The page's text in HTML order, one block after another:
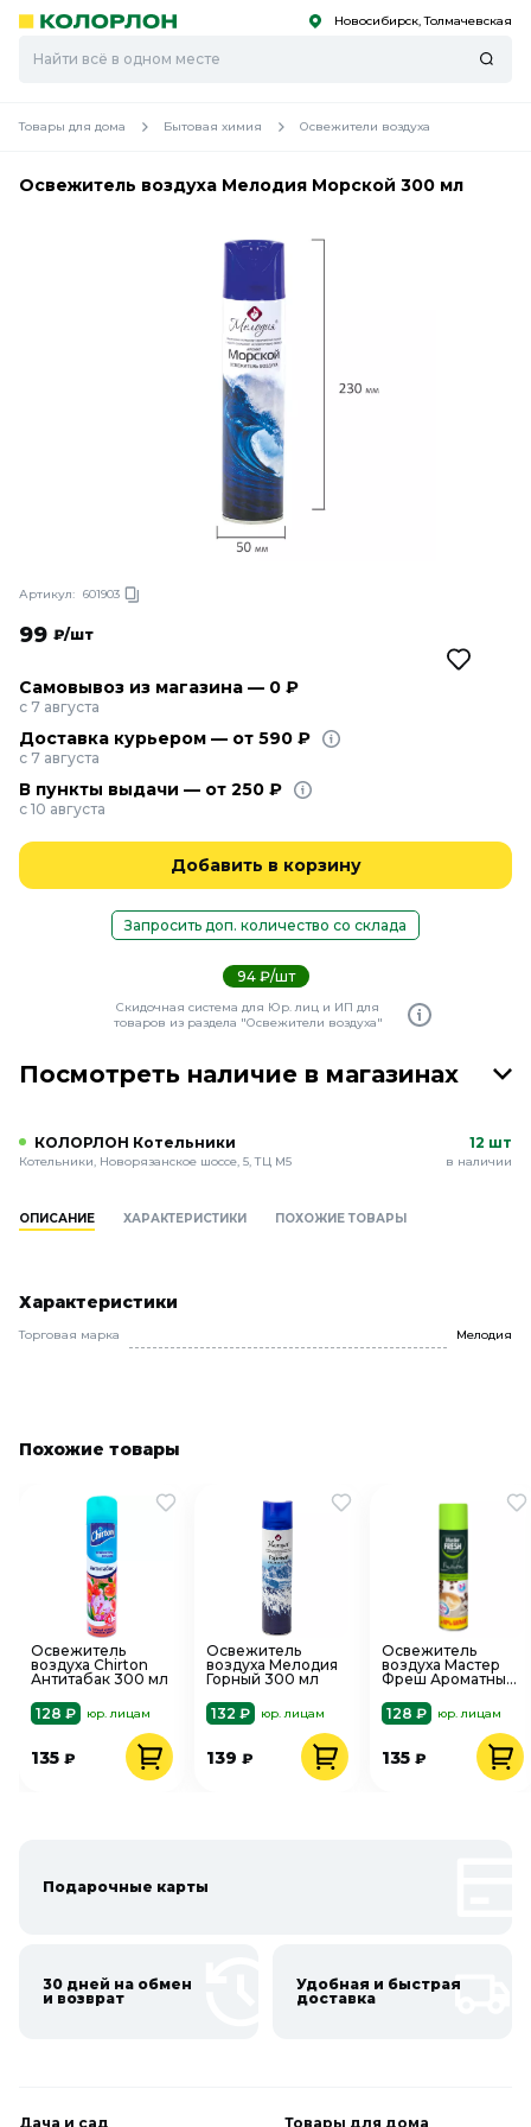
Скоро
Скоро Новосибирск, Толмачевская
Товары для дома Бытовая химия Освежители воздуха
Освежитель воздуха Мелодия Морской 300 мл
Артикул: 601903
99 ₽/шт
Самовывоз из магазина — 0 ₽
с 7 августа
Доставка курьером — от 590 ₽
с 7 августа
В пункты выдачи — от 250 ₽
с 10 августа
Добавить в корзину
Запросить доп. количество со склада
94 ₽/шт
Скидочная система для Юр. лиц и ИП для
товаров из раздела "Освежители воздуха"
Посмотреть наличие в магазинах
КОЛОРЛОН Котельники
Котельники, Новорязанское шоссе, 5, ТЦ М5
12 шт
в наличии
ОПИСАНИЕ ХАРАКТЕРИСТИКИ ПОХОЖИЕ ТОВАРЫ
Характеристики
Торговая марка Мелодия
Похожие товары
Освежитель
воздуха Chirton
Антитабак 300 мл
128 ₽
юр. лицам
135 ₽
Освежитель
воздуха Мелодия
Горный 300 мл
132 ₽
юр. лицам
139 ₽
Освежитель
воздуха Мастер
Фреш Ароматный
128 ₽
юр. лицам
135 ₽
Подарочные карты
30 дней на обмен
и возврат
Удобная и быстрая
доставка
Дача и сад
Товары для дома